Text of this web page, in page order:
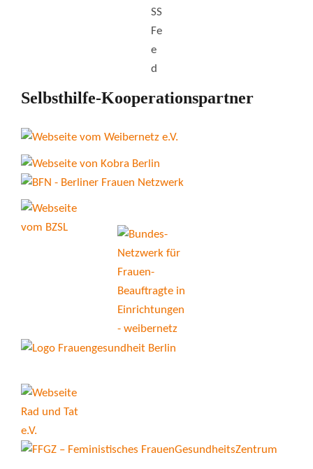
Selbsthilfe-Kooperationspartner